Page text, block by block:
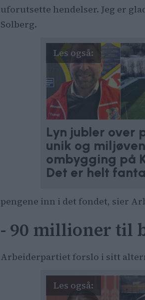
uforutsette hendelser. Jeg er
Solberg.
Lyn jubler over
unik og
ombygging på
Det er helt
pengene inn i det fondet, sier
- 90 millioner til
Arbeiderpartiet forslo i sitt